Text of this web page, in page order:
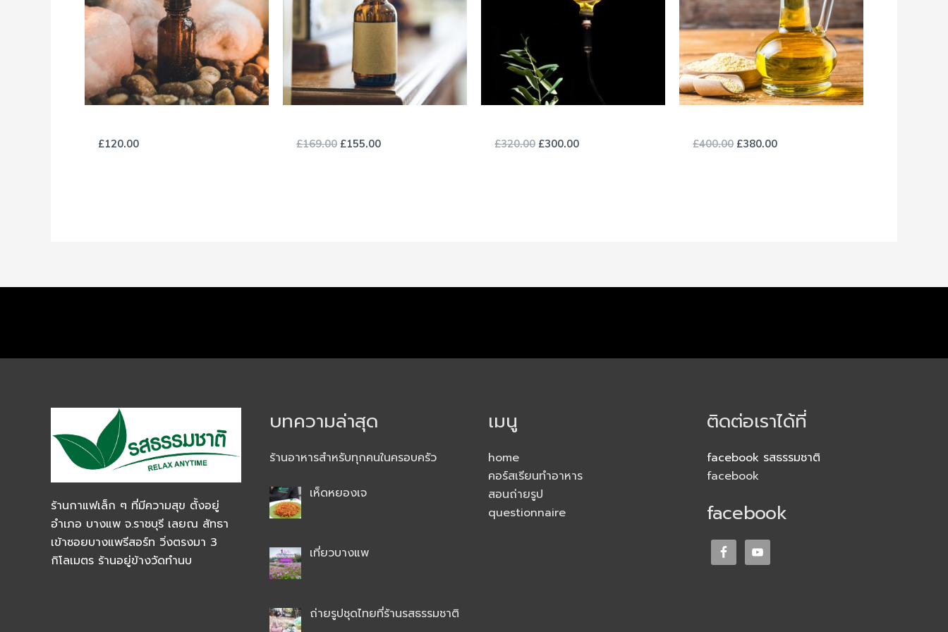
£120.00 £169.00 £155.00 £320.00 £300.00 £400.00 £380.00
ร้านกาแฟเล็ก ๆ ที่มีความสุข ตั้งอยู่
อำเภอ บางแพ จ.ราชบุรี เลยณ สัทธา
เข้าซอยบางแพรีสอร์ท วิ่งตรงมา 3
กิโลเมตร ร้านอยู่ข้างวัดทำนบ
บทความล่าสุด
ร้านอาหารสำหรับทุกคนในครอบครัว
เห็ดหยองเจ
เที่ยวบางแพ
ถ่ายรูปชุดไทยที่ร้านรสธรรมชาติ
เมนู
home
คอร์สเรียนทำอาหาร
สอนถ่ายรูป
questionnaire
ติดต่อเราได้ที่
facebook รสธรรมชาติ
facebook
facebook